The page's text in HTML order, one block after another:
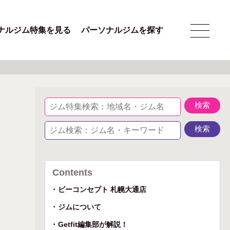
ルジム特集を見る パーソナルジムを探す
Contents
ビーコンセプト 札幌大通店
ジムについて
Getfit編集部が解説！